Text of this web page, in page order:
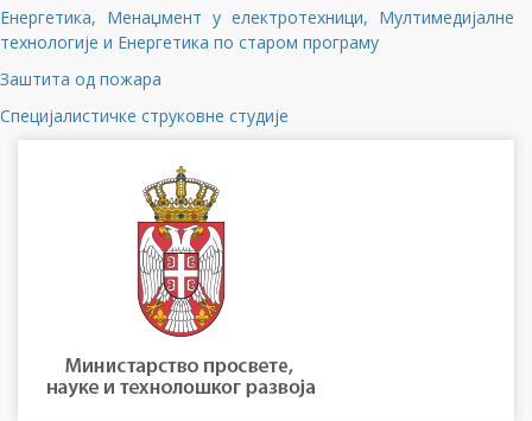
Енергетика, Менаџмент у електротехници, Мултимедијалне
технологије и Енергетика по старом програму
Заштита од пожара
Специјалистичке струковне студије